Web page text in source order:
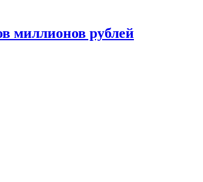
миллионов рублей